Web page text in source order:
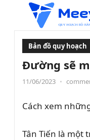
Bản đồ quy hoạch
Đường sẽ
11/06/2023 •
Cách xem
Tân Tiến là một